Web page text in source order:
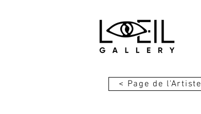
< Page de l'Artiste